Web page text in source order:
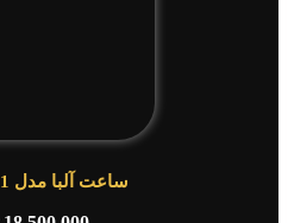
ساعت آلبا مدل AH7M52X1